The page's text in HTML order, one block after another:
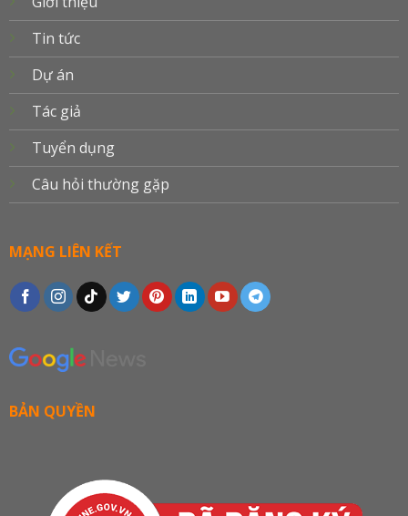
Tin tức
Dự án
Tác giả
Tuyển dụng
Câu hỏi thường gặp
MẠNG LIÊN KẾT
BẢN QUYỀN